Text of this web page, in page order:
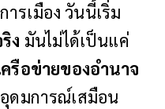
รเมือง วันนี้เริ่ม
ง มันไม่ได้เป็นแค่
ครือข่ายของอำนาจ
ดมการณ์เสมือน